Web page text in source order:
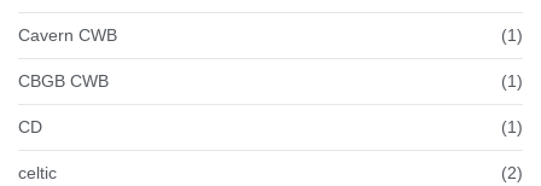
Cavern CWB (1)
CBGB CWB (1)
CD (1)
celtic (2)